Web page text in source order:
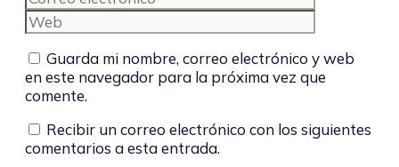
Guarda mi nombre, correo electrónico y web
en este navegador para la próxima vez que
comente.
Recibir un correo electrónico con los siguientes
comentarios a esta entrada.